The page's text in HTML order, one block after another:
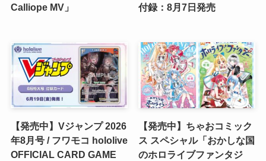
Calliope MV」
付録：8月7日発売
【発売中】Vジャンプ 2026
年8月号 / フワモコ hololive
OFFICIAL CARD GAME
【発売中】ちゃおコミック
ス スペシャル「おかしな国
のホロライブファンタジ